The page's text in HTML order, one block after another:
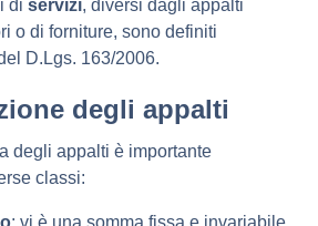
di servizi, diversi dagli appalti
o di forniture, sono definiti
D.Lgs. 163/2006.
degli appalti
degli appalti è importante
classi:
: vi è una somma fissa e invariabile